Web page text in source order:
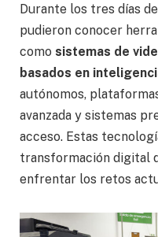
Durante los tres días
pudieron conocer
como sistemas de
basados en
autónomos,
avanzada y sistemas
acceso. Estas
transformación digital
enfrentar los retos